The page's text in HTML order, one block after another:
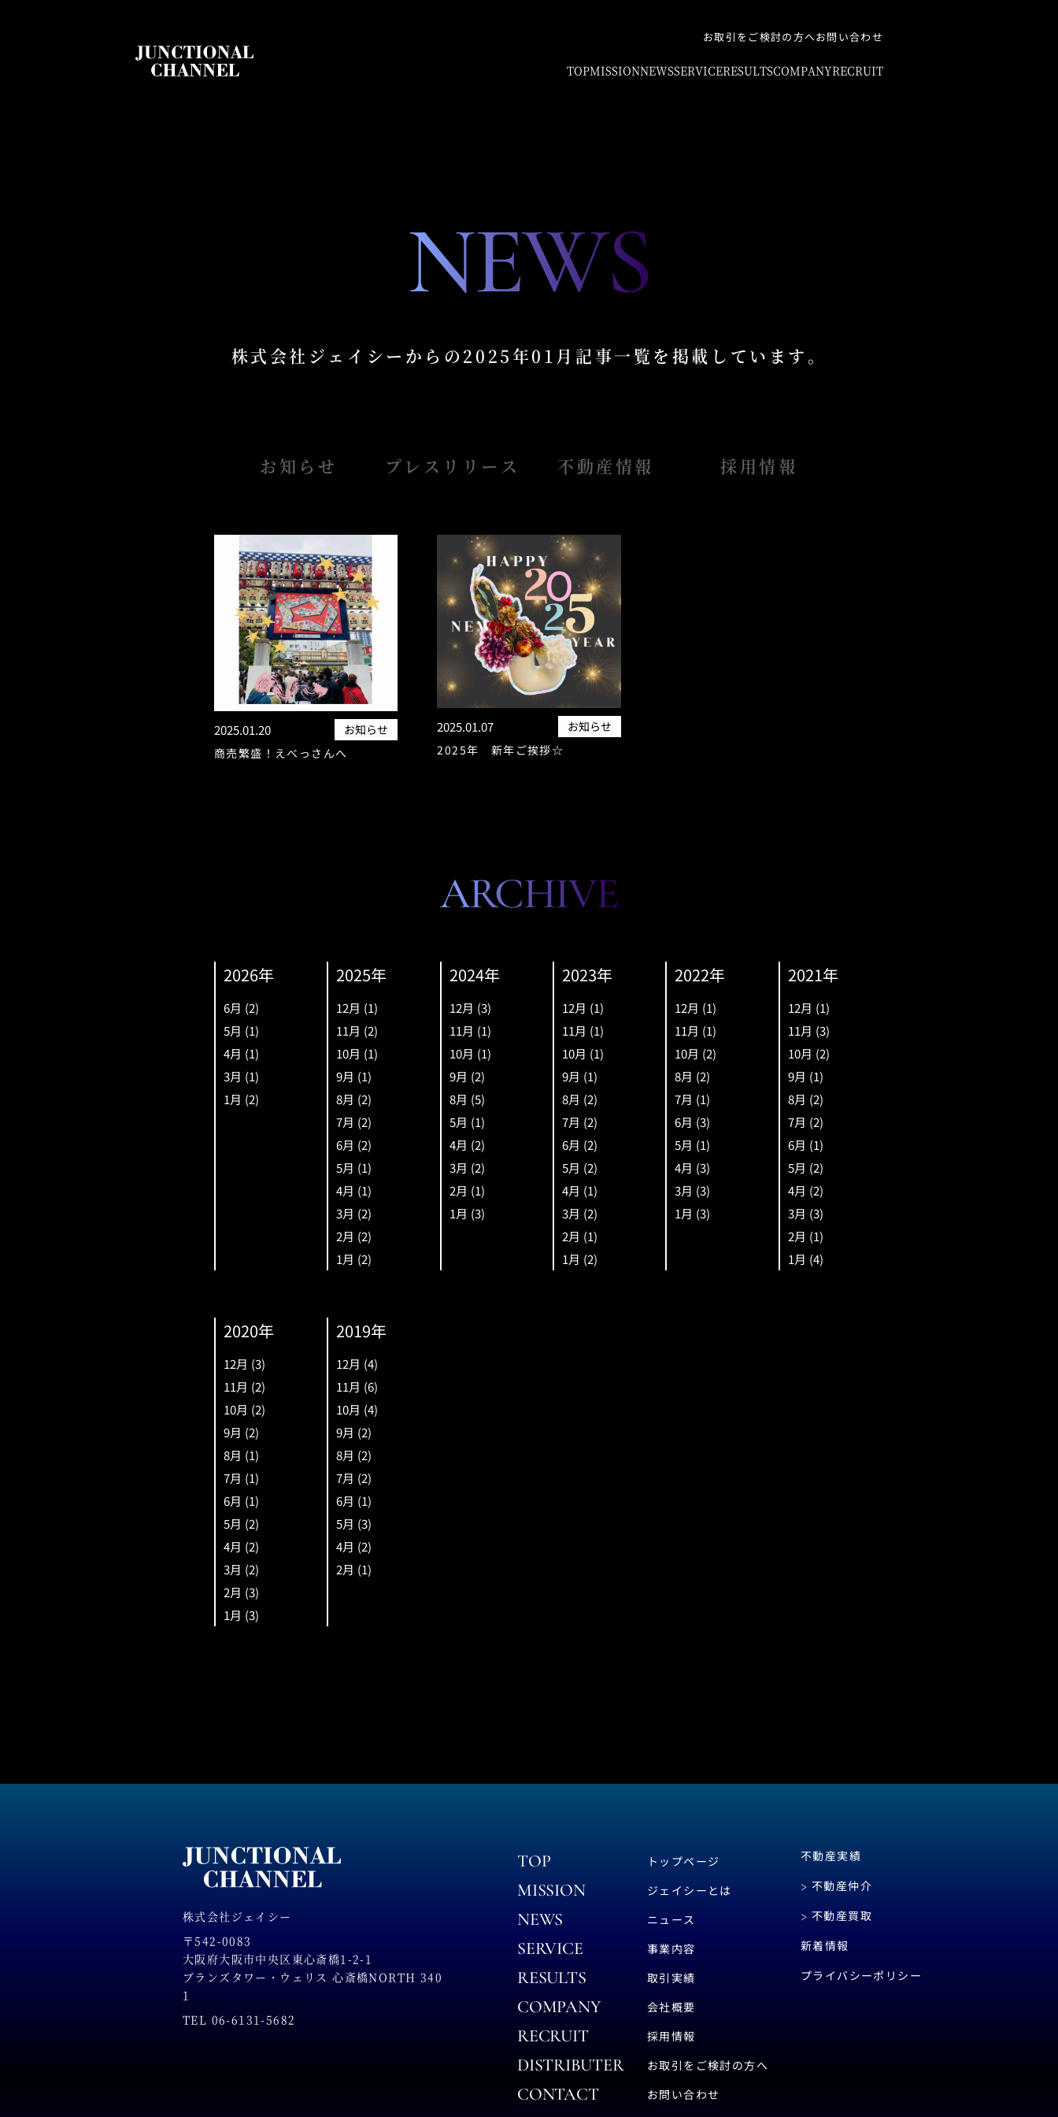
お取引をご検討の方へお問い合わせ
TOPMISSIONNEWSSERVICERESULTSCOMPANYRECRUIT
NEWS
株式会社ジェイシーからの 2025年01月記事一覧を掲載しています。
お知らせ プレスリリース 不動産情報 採用情報
2025.01.20
お知らせ
商売繁盛！えべっさんへ
2025.01.07
お知らせ
2025年 新年ご挨拶☆
ARCHIVE
2026年
6月 (2)
5月 (1)
4月 (1)
3月 (1)
1月 (2)
2025年
12月 (1)
11月 (2)
10月 (1)
9月 (1)
8月 (2)
7月 (2)
6月 (2)
5月 (1)
4月 (1)
3月 (2)
2月 (2)
1月 (2)
2024年
12月 (3)
11月 (1)
10月 (1)
9月 (2)
8月 (5)
5月 (1)
4月 (2)
3月 (2)
2月 (1)
1月 (3)
2023年
12月 (1)
11月 (1)
10月 (1)
9月 (1)
8月 (2)
7月 (2)
6月 (2)
5月 (2)
4月 (1)
3月 (2)
2月 (1)
1月 (2)
2022年
12月 (1)
11月 (1)
10月 (2)
8月 (2)
7月 (1)
6月 (3)
5月 (1)
4月 (3)
3月 (3)
1月 (3)
2021年
12月 (1)
11月 (3)
10月 (2)
9月 (1)
8月 (2)
7月 (2)
6月 (1)
5月 (2)
4月 (2)
3月 (3)
2月 (1)
1月 (4)
2020年
12月 (3)
11月 (2)
10月 (2)
9月 (2)
8月 (1)
7月 (1)
6月 (1)
5月 (2)
4月 (2)
3月 (2)
2月 (3)
1月 (3)
2019年
12月 (4)
11月 (6)
10月 (4)
9月 (2)
8月 (2)
7月 (2)
6月 (1)
5月 (3)
4月 (2)
2月 (1)
株式会社ジェイシー
〒542-0083
大阪府大阪市中央区東心斎橋1-2-1
ブランズタワー・ウェリス 心斎橋NORTH 340
1
TEL 06-6131-5682
TOP トップページ
MISSION ジェイシーとは
NEWS ニュース
SERVICE 事業内容
RESULTS 取引実績
COMPANY 会社概要
RECRUIT 採用情報
DISTRIBUTER お取引をご検討の方へ
CONTACT お問い合わせ
不動産実績
不動産仲介
不動産買取
新着情報
プライバシーポリシー